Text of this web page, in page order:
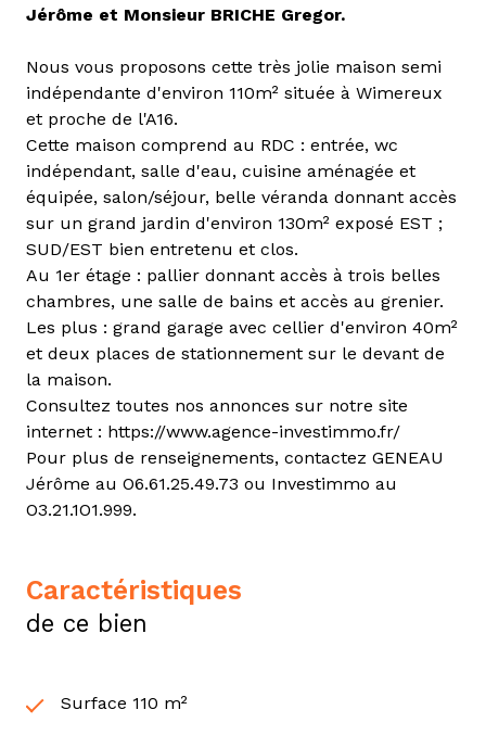
Jérôme et Monsieur BRICHE Gregor.
Nous vous proposons cette très jolie maison semi
indépendante d'environ 110m² située à Wimereux
et proche de l'A16.
Cette maison comprend au RDC : entrée, wc
indépendant, salle d'eau, cuisine aménagée et
équipée, salon/séjour, belle véranda donnant accès
sur un grand jardin d'environ 130m² exposé EST ;
SUD/EST bien entretenu et clos.
Au 1er étage : pallier donnant accès à trois belles
chambres, une salle de bains et accès au grenier.
Les plus : grand garage avec cellier d'environ 40m²
et deux places de stationnement sur le devant de
la maison.
Consultez toutes nos annonces sur notre site
internet : https://www.agence-investimmo.fr/
Pour plus de renseignements, contactez GENEAU
Jérôme au O6.61.25.49.73 ou Investimmo au
O3.21.1O1.999.
caractéristiques
de ce bien
Surface 110 m²